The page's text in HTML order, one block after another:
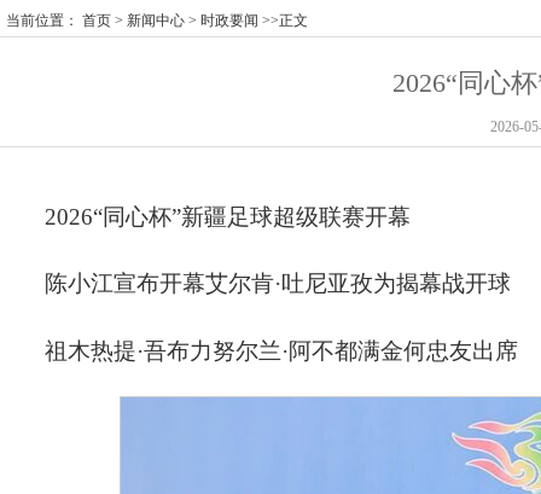
当前位置： 首页 > 新闻中心 > 时政要闻 >>正文
2026“同心
2026-
2026“同心杯”新疆足球超级联赛开幕
陈小江宣布开幕艾尔肯·吐尼亚孜为揭幕战开球
祖木热提·吾布力努尔兰·阿不都满金何忠友出席